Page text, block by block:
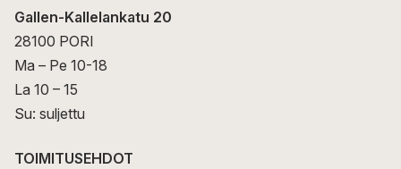
Gallen-Kallelankatu 20
28100 PORI
Ma – Pe 10-18
La 10 – 15
Su: suljettu
TOIMITUSEHDOT